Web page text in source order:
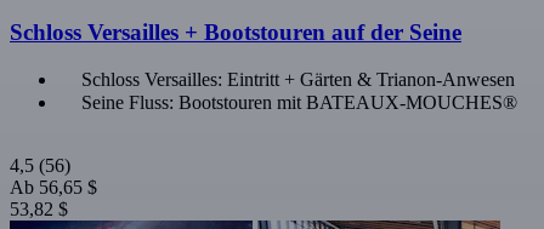
Schloss Versailles + Bootstouren auf der Seine
Schloss Versailles: Eintritt + Gärten & Trianon-Anwesen
Seine Fluss: Bootstouren mit BATEAUX-MOUCHES®
4,5 (56)
Ab 56,65 $
53,82 $